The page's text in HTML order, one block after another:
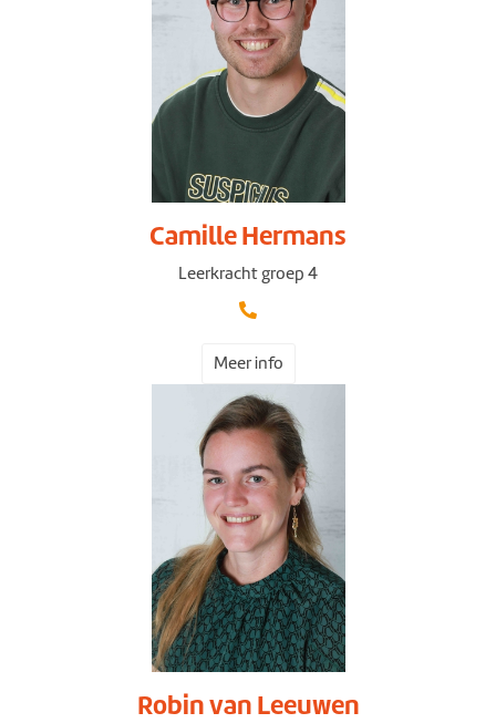
Camille Hermans
Leerkracht groep 4
Meer info
Robin van Leeuwen